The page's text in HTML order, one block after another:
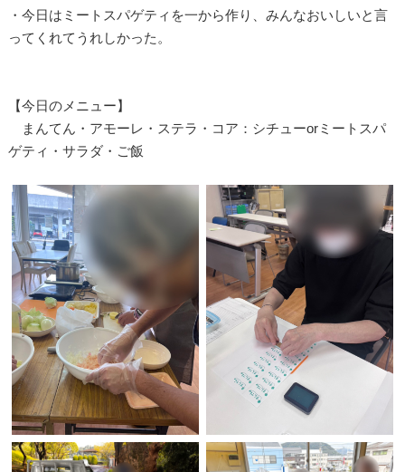
・今日はミートスパゲティを一から作り、みんなおいしいと言
ってくれてうれしかった。
【今日のメニュー】
まんてん・アモーレ・ステラ・コア：シチューorミートスパ
ゲティ・サラダ・ご飯